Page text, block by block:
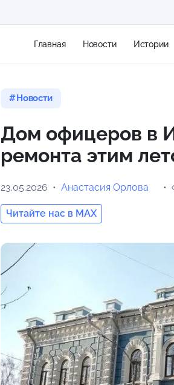
Главная Новости Истории
Новости
Дом офицеров в
ремонта этим
23.05.2026 Анастасия Орлова
Читайте нас в MAX